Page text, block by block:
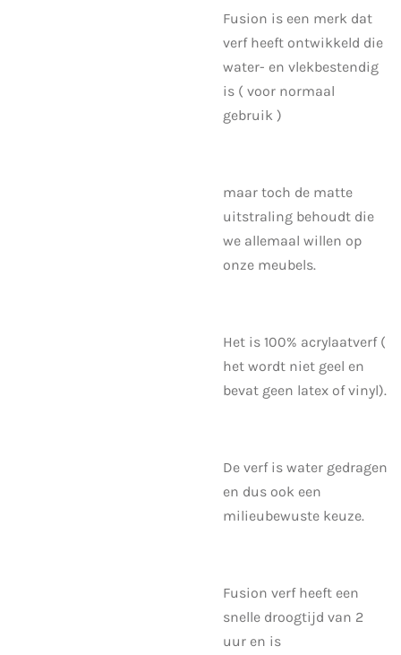
Fusion is een merk dat
verf heeft ontwikkeld die
water- en vlekbestendig
is ( voor normaal
gebruik )
maar toch de matte
uitstraling behoudt die
we allemaal willen op
onze meubels.
Het is 100% acrylaatverf (
het wordt niet geel en
bevat geen latex of vinyl).
De verf is water gedragen
en dus ook een
milieubewuste keuze.
Fusion verf heeft een
snelle droogtijd van 2
uur en is